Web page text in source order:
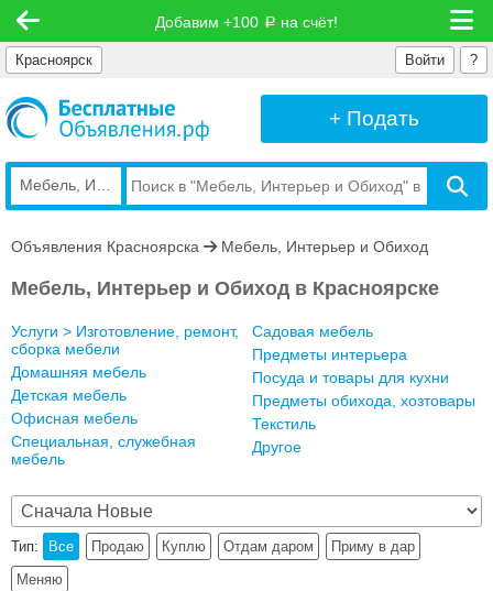
Добавим +100 руб на счёт!
Красноярск ?
Войти
+ Подать
Объявления Красноярска Мебель, Интерьер и Обиход
Мебель, Интерьер и Обиход в Красноярске
Услуги > Изготовление, ремонт,
сборка мебели
Домашняя мебель
Детская мебель
Офисная мебель
Специальная, служебная
мебель
Садовая мебель
Предметы интерьера
Посуда и товары для кухни
Предметы обихода, хозтовары
Текстиль
Другое
Тип: Все Продаю Куплю Отдам даром
Приму в дар
Меняю